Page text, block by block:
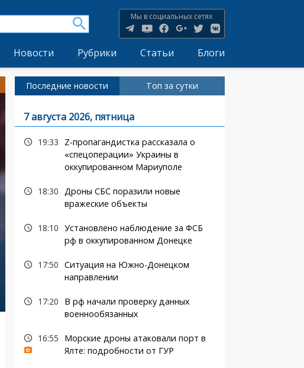
Мы в социальных сетях
Новости Рубрики Статьи Блоги
Последние новости Топ за сутки
7 августа 2026, пятница
19:33
Z-пропагандистка рассказала о
«спецоперации» Украины в
оккупированном Мариуполе
18:30 Дроны СБС поразили новые
вражеские объекты
18:10 Установлено наблюдение за ФСБ
рф в оккупированном Донецке
17:50 Ситуация на Южно-Донецком
направлении
17:20
В рф начали проверку данных
военнообязанных
16:55
Морские дроны атаковали порт в
Ялте: подробности от ГУР